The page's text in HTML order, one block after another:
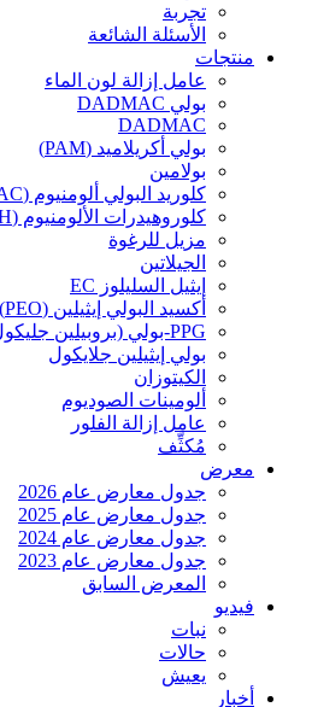
تجربة
الأسئلة الشائعة
منتجات
عامل إزالة لون الماء
بولي DADMAC
DADMAC
بولي أكريلاميد (PAM)
بولامين
كلوريد البولي ألومنيوم (PAC)
كلوروهيدرات الألومنيوم (ACH)
مزيل للرغوة
الجيلاتين
إيثيل السليلوز EC
أكسيد البولي إيثيلين (PEO)
PPG-بولي (بروبيلين جليكول)
بولي إيثيلين جلايكول
الكيتوزان
ألومينات الصوديوم
عامل إزالة الفلور
مُكثِّف
معرض
جدول معارض عام 2026
جدول معارض عام 2025
جدول معارض عام 2024
جدول معارض عام 2023
المعرض السابق
فيديو
نبات
حالات
يعيش
أخبار